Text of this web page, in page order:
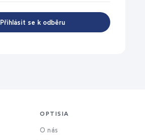
Přihlásit se k odběru
OPTISIA
O nás